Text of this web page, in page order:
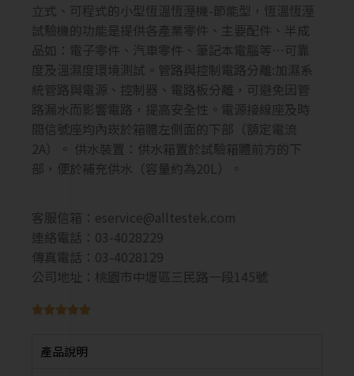
立式、可程式的小型恆溫恆溼機-節能型，恆溫恆溼
試驗機的功能是提供各產業零件、主要配件、半成
品如：電子零件、汽車零件、筆記本電腦等…可靠
度及溫濕度環境測試。管路與控制電路分離:加濕系
統管路與電源、控制器、電路板分離，可避免因管
路漏水而影響電路，提高安全性。電源接線座及時
間信號座均內崁於箱體左側面的下部（額定電流
2A）。 供水裝置：供水箱置於試驗箱體前方的下
部，便於補充供水（容量約為20L）。
客服信箱： eservice@alltestek.com
連絡電話：03-4028229
傳真電話：03-4028129
公司地址：桃園市中壢區三民路一段145號

產品說明